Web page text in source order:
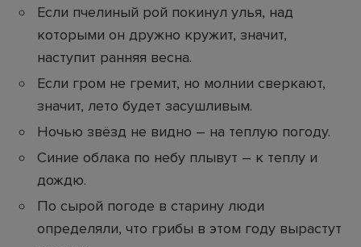
Если пчелиный рой покинул улья, над
которыми он дружно кружит, значит,
наступит ранняя весна.
Если гром не гремит, но молнии сверкают,
значит, лето будет засушливым.
Ночью звёзд не видно – на теплую погоду.
Синие облака по небу плывут – к теплу и
дождю.
По сырой погоде в старину люди
определяли, что грибы в этом году вырастут